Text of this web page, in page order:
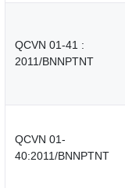
QCVN 01-41 :
2011/BNNPTNT
QCVN 01-
40:2011/BNNPTNT